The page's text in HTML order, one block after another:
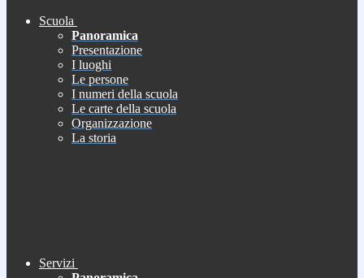
Scuola
Panoramica
Presentazione
I luoghi
Le persone
I numeri della scuola
Le carte della scuola
Organizzazione
La storia
Servizi